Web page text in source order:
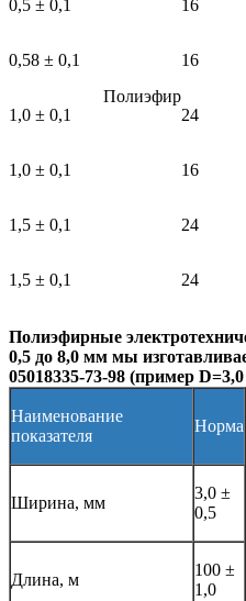
Полиэфир
0,5 ± 0,1 16
0,58 ± 0,1 16
1,0 ± 0,1 24
1,0 ± 0,1 16
1,5 ± 0,1 24
1,5 ± 0,1 24
Полиэфирные
0,5 до 8,0 мм мы
05018335-73-98 (пример
Наименование
показателя
Норма
Ширина, мм
3,0 ±
0,5
Длина, м
100 ±
1,0